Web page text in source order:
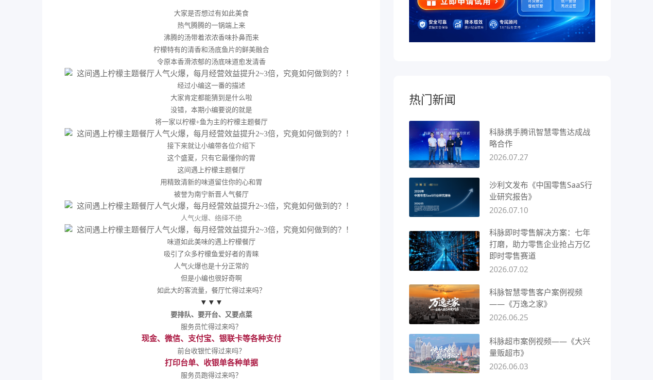
大家是否想过有如此美食
热气腾腾的一锅端上来
沸腾的汤带着浓浓香味扑鼻而来
柠檬特有的清香和汤底鱼片的鲜美融合
令原本香滑浓郁的汤底味道愈发清香
经过小编这一番的描述
大家肯定都能猜到是什么啦
没错，本期小编要说的就是
将一家以柠檬+鱼为主的柠檬主题餐厅
接下来就让小编带各位介绍下
这个盛夏，只有它最懂你的胃
这间遇上柠檬主题餐厅
用精致清新的味道留住你的心和胃
被誉为南宁新晋人气餐厅
人气火爆、络绎不绝
味道如此美味的遇上柠檬餐厅
吸引了众多柠檬鱼爱好者的青睐
人气火爆也是十分正常的
但是小编也很好奇啊
如此大的客流量，餐厅忙得过来吗？
▼▼▼
要排队、要开台、又要点菜
服务员忙得过来吗？
现金、微信、支付宝、银联卡等各种支付
前台收银忙得过来吗？
打印台单、收银单各种单据
服务员跑得过来吗？
热门新闻
科脉携手腾讯智慧零售达成战
略合作
2026.07.27
沙利文发布《中国零售SaaS行
业研究报告》
2026.07.10
科脉即时零售解决方案：七年
打磨，助力零售企业抢占万亿
即时零售赛道
2026.07.02
科脉智慧零售客户案例视频
——《万逸之家》
2026.06.25
科脉超市案例视频——《大兴
量贩超市》
2026.06.03